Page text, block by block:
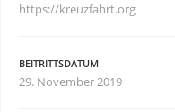
https://kreuzfahrt.org
BEITRITTSDATUM
29. November 2019